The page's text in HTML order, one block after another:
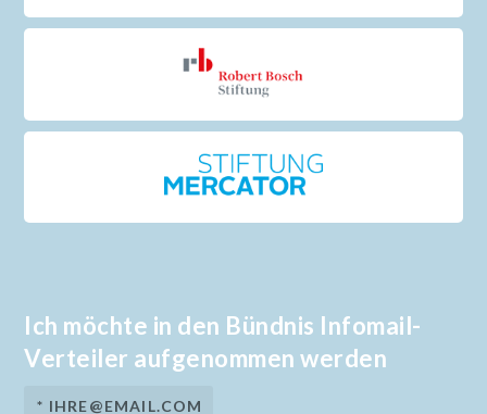
Ich möchte in den Bündnis Infomail-
Verteiler aufgenommen werden